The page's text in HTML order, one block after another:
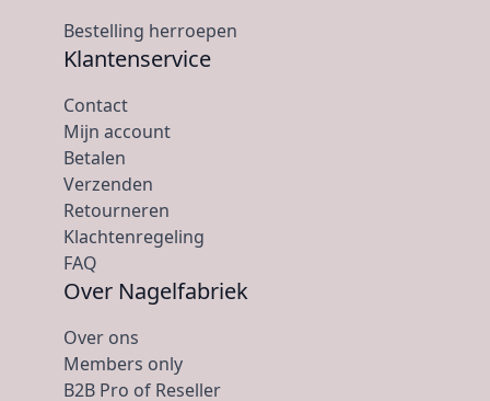
Bestelling herroepen
Klantenservice
Contact
Mijn account
Betalen
Verzenden
Retourneren
Klachtenregeling
FAQ
Over Nagelfabriek
Over ons
Members only
B2B Pro of Reseller